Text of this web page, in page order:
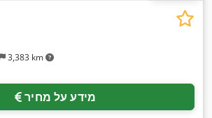
3,383 km
מידע על מחיר